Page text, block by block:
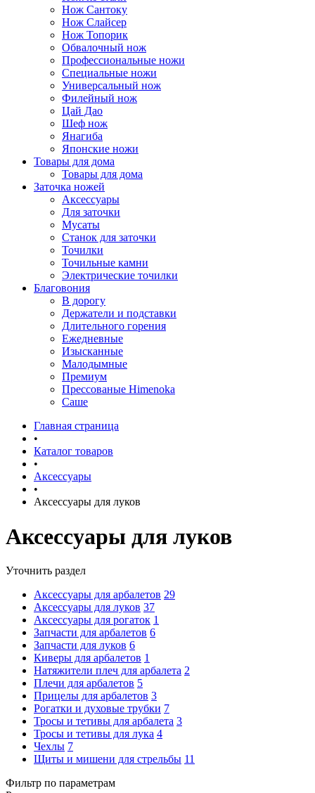
Нож Сантоку
Нож Слайсер
Нож Топорик
Обвалочный нож
Профессиональные ножи
Специальные ножи
Универсальный нож
Филейный нож
Цай Дао
Шеф нож
Янагиба
Японские ножи
Товары для дома
Товары для дома
Заточка ножей
Аксессуары
Для заточки
Мусаты
Станок для заточки
Точилки
Точильные камни
Электрические точилки
Благовония
В дорогу
Держатели и подставки
Длительного горения
Ежедневные
Изысканные
Малодымные
Премиум
Прессованые Himenoka
Саше
Главная страница
•
Каталог товаров
•
Аксессуары
•
Аксессуары для луков
Аксессуары для луков
Уточнить раздел
Аксессуары для арбалетов 29
Аксессуары для луков 37
Аксессуары для рогаток 1
Запчасти для арбалетов 6
Запчасти для луков 6
Киверы для арбалетов 1
Натяжители плеч для арбалета 2
Плечи для арбалетов 5
Прицелы для арбалетов 3
Рогатки и духовые трубки 7
Тросы и тетивы для арбалета 3
Тросы и тетивы для лука 4
Чехлы 7
Щиты и мишени для стрельбы 11
Фильтр по параметрам